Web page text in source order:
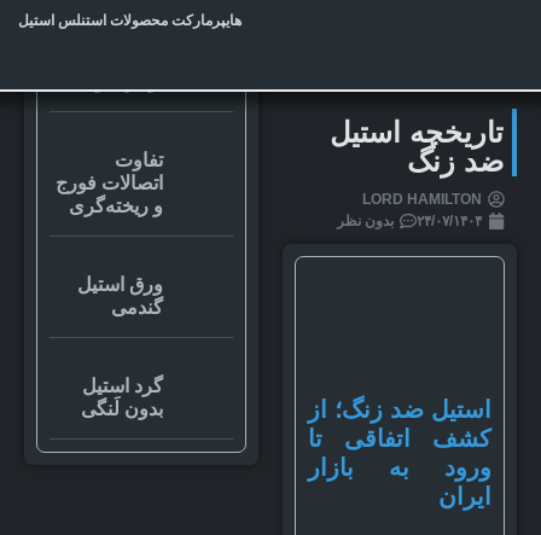
هایپرمارکت محصولات استنلس استیل
تفاوت
اتصالات فورج
و ریخته‌گری
ورق استیل
گندمی
گرد استیل
بدون لَنگی
تاریخچه استیل
ضد زنگ
LORD HAMILTON
۲۴/۰۷/۱۴۰۴
بدون نظر
استیل ضد زنگ؛ از
کشف اتفاقی تا
ورود به بازار
ایران